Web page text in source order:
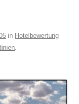
in Hotelbewertung
.